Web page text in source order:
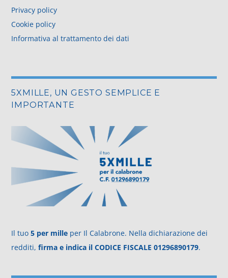
Privacy policy
Cookie policy
Informativa al trattamento dei dati
5XMILLE, UN GESTO SEMPLICE E
IMPORTANTE
Il tuo5 per mille per Il Calabrone. Nella dichiarazione dei
redditi,firma e indica il CODICE FISCALE 01296890179.